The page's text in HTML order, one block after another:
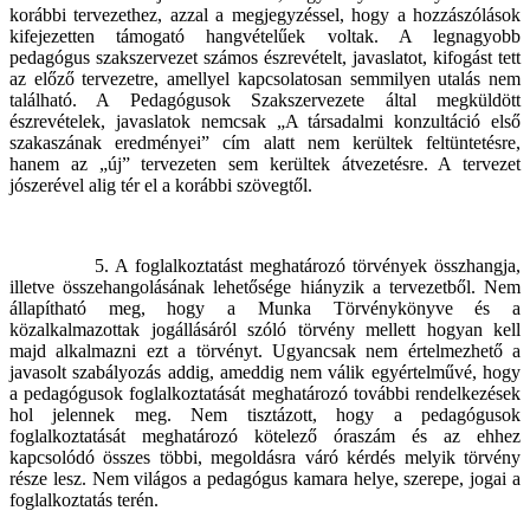
korábbi tervezethez, azzal a megjegyzéssel, hogy a hozzászólások
kifejezetten támogató hangvételűek voltak. A legnagyobb
pedagógus szakszervezet számos észrevételt, javaslatot, kifogást tett
az előző tervezetre, amellyel kapcsolatosan semmilyen utalás nem
található. A Pedagógusok Szakszervezete által megküldött
észrevételek, javaslatok nemcsak „A társadalmi konzultáció első
szakaszának eredményei” cím alatt nem kerültek feltüntetésre,
hanem az „új” tervezeten sem kerültek átvezetésre. A tervezet
jószerével alig tér el a korábbi szövegtől.
5. A foglalkoztatást meghatározó törvények összhangja,
illetve összehangolásának lehetősége hiányzik a tervezetből. Nem
állapítható meg, hogy a Munka Törvénykönyve és a
közalkalmazottak jogállásáról szóló törvény mellett hogyan kell
majd alkalmazni ezt a törvényt. Ugyancsak nem értelmezhető a
javasolt szabályozás addig, ameddig nem válik egyértelművé, hogy
a pedagógusok foglalkoztatását meghatározó további rendelkezések
hol jelennek meg. Nem tisztázott, hogy a pedagógusok
foglalkoztatását meghatározó kötelező óraszám és az ehhez
kapcsolódó összes többi, megoldásra váró kérdés melyik törvény
része lesz. Nem világos a pedagógus kamara helye, szerepe, jogai a
foglalkoztatás terén.